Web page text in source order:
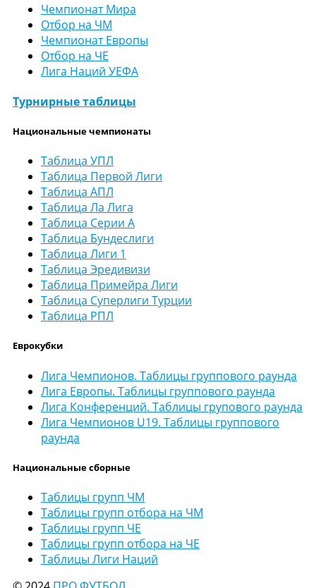
Чемпионат Мира
Отбор на ЧМ
Чемпионат Европы
Отбор на ЧЕ
Лига Наций УЕФА
Турнирные таблицы
Национальные чемпионаты
Таблица УПЛ
Таблица Первой Лиги
Таблица АПЛ
Таблица Ла Лига
Таблица Серии А
Таблица Бундеслиги
Таблица Лиги 1
Таблица Эредивизи
Таблица Примейра Лиги
Таблица Суперлиги Турции
Таблица РПЛ
Еврокубки
Лига Чемпионов. Таблицы группового раунда
Лига Европы. Таблицы группового раунда
Лига Конференций. Таблицы групового раунда
Лига Чемпионов U19. Таблицы группового
раунда
Национальные сборные
Таблицы групп ЧМ
Таблицы групп отбора на ЧМ
Таблицы групп ЧЕ
Таблицы групп отбора на ЧЕ
Таблицы Лиги Наций